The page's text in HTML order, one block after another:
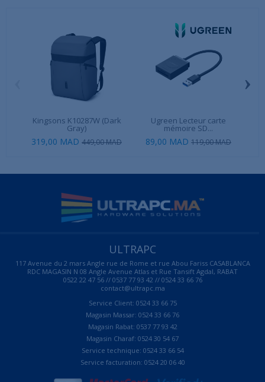
Kingsons K10287W (Dark
Gray)
319,00 MAD 449,00 MAD
Ugreen Lecteur carte
mémoire SD...
89,00 MAD 119,00 MAD
›
ULTRAPC
117 Avenue du 2 mars Angle rue de Rome et rue Abou Fariss CASABLANCA
RDC MAGASIN N 08 Angle Avenue Atlas et Rue Tansift Agdal, RABAT
0522 22 47 56 // 0537 77 93 42 // 0524 33 66 76
contact@ultrapc.ma
Service Client: 0524 33 66 75
Magasin Massar: 0524 33 66 76
Magasin Rabat: 0537 77 93 42
Magasin Charaf: 0524 30 54 67
Service technique: 0524 33 66 54
Service facturation: 0524 20 06 40